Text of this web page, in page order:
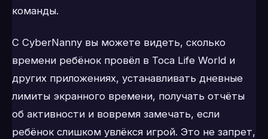
команды.
С CyberNanny вы можете видеть, сколько
времени ребёнок провёл в Toca Life World и
других приложениях, устанавливать дневные
лимиты экранного времени, получать отчёты
об активности и вовремя замечать, если
ребёнок слишком увлёкся игрой. Это не запрет,